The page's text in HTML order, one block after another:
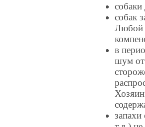
собак
Любой
в
шум от